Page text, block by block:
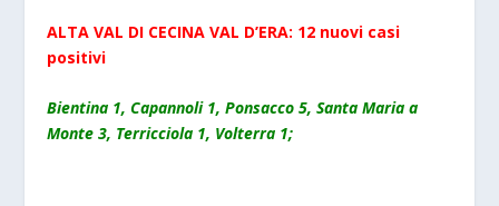
ALTA VAL DI CECINA VAL D’ERA: 12 nuovi casi
positivi
Bientina 1, Capannoli 1, Ponsacco 5, Santa Maria a
Monte 3, Terricciola 1, Volterra 1;